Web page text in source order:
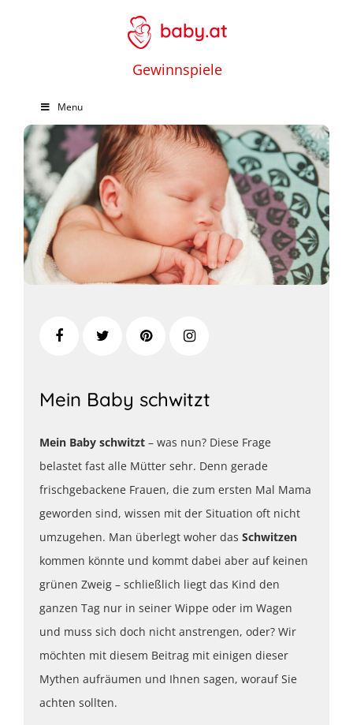
Gewinnspiele
Menu
Mein Baby schwitzt
Mein Baby schwitzt – was nun? Diese Frage
belastet fast alle Mütter sehr. Denn gerade
frischgebackene Frauen, die zum ersten Mal Mama
geworden sind, wissen mit der Situation oft nicht
umzugehen. Man überlegt woher das Schwitzen
kommen könnte und kommt dabei aber auf keinen
grünen Zweig – schließlich liegt das Kind den
ganzen Tag nur in seiner Wippe oder im Wagen
und muss sich doch nicht anstrengen, oder? Wir
möchten mit diesem Beitrag mit einigen dieser
Mythen aufräumen und Ihnen sagen, worauf Sie
achten sollten.